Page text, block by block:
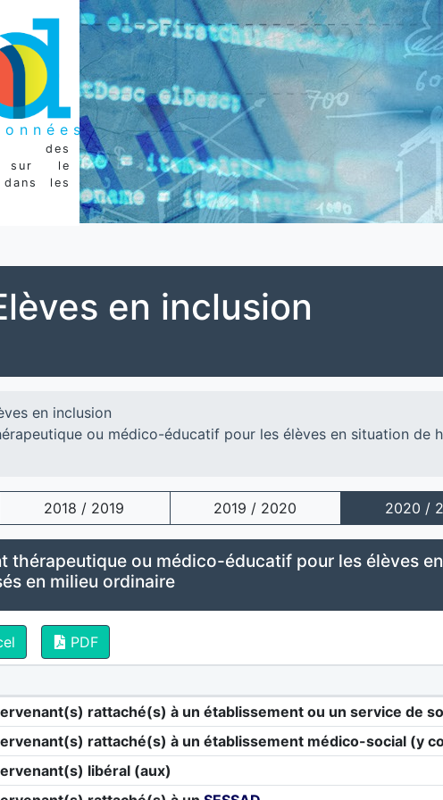
des
sur le
dans les
en inclusion
en inclusion
ou médico-éducatif pour les élèves en situation de
2018 / 2019 2019 / 2020 2020 /
thérapeutique ou médico-éducatif pour les élèves
en milieu ordinaire
PDF
rattaché(s) à un établissement ou un service de
rattaché(s) à un établissement médico-social (y
libéral (aux)